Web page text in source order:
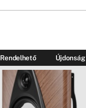
Rendelhető Újdonság